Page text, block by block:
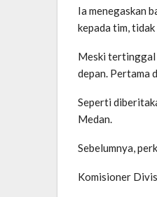
Ia menegaskan
kepada tim,
Meski tertinggal
depan. Pertama
Seperti
Medan.
Sebelumnya,
Komisioner